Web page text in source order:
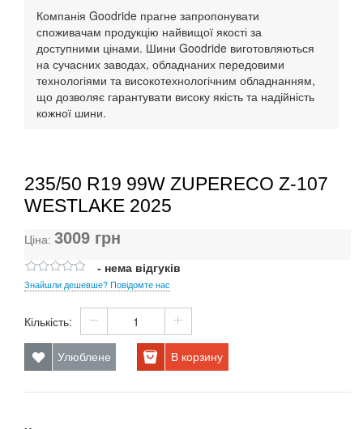
Компанія Goodride прагне запропонувати
споживачам продукцію найвищої якості за
доступними цінами. Шини Goodride виготовляються
на сучасних заводах, обладнаних передовими
технологіями та високотехнологічним обладнанням,
що дозволяє гарантувати високу якість та надійність
кожної шини.
235/50 R19 99W ZUPERECO Z-107
WESTLAKE 2025
Ціна: 3009 грн
- нема відгуків
Знайшли дешевше? Повідомте нас
Кількість:
Улюблене В корзину